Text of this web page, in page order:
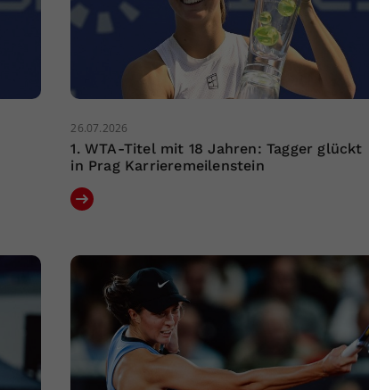
26.07.2026
1. WTA-Titel mit 18 Jahren: Tagger glückt
in Prag Karrieremeilenstein